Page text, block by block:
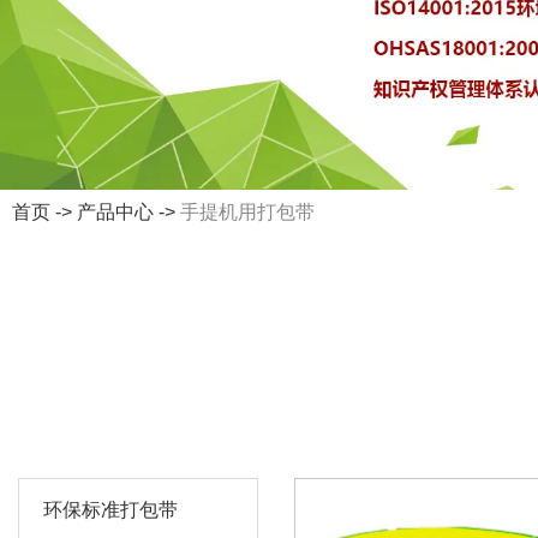
首页 -> 产品中心 -> 手提机用打包带
环保标准打包带